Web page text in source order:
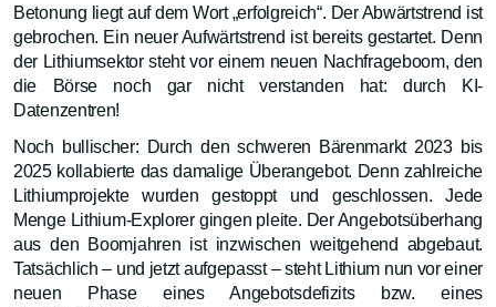
Betonung liegt auf dem Wort „erfolgreich“. Der Abwärtstrend ist
gebrochen. Ein neuer Aufwärtstrend ist bereits gestartet. Denn
der Lithiumsektor steht vor einem neuen Nachfrageboom, den
die Börse noch gar nicht verstanden hat: durch KI-
Datenzentren!
Noch bullischer: Durch den schweren Bärenmarkt 2023 bis
2025 kollabierte das damalige Überangebot. Denn zahlreiche
Lithiumprojekte wurden gestoppt und geschlossen. Jede
Menge Lithium-Explorer gingen pleite. Der Angebotsüberhang
aus den Boomjahren ist inzwischen weitgehend abgebaut.
Tatsächlich – und jetzt aufgepasst – steht Lithium nun vor einer
neuen Phase eines Angebotsdefizits bzw. eines